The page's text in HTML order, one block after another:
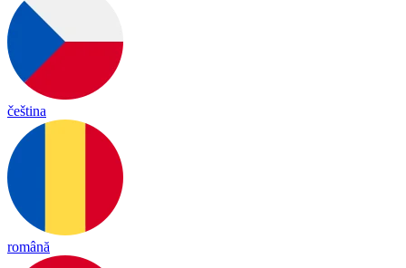
čeština
română